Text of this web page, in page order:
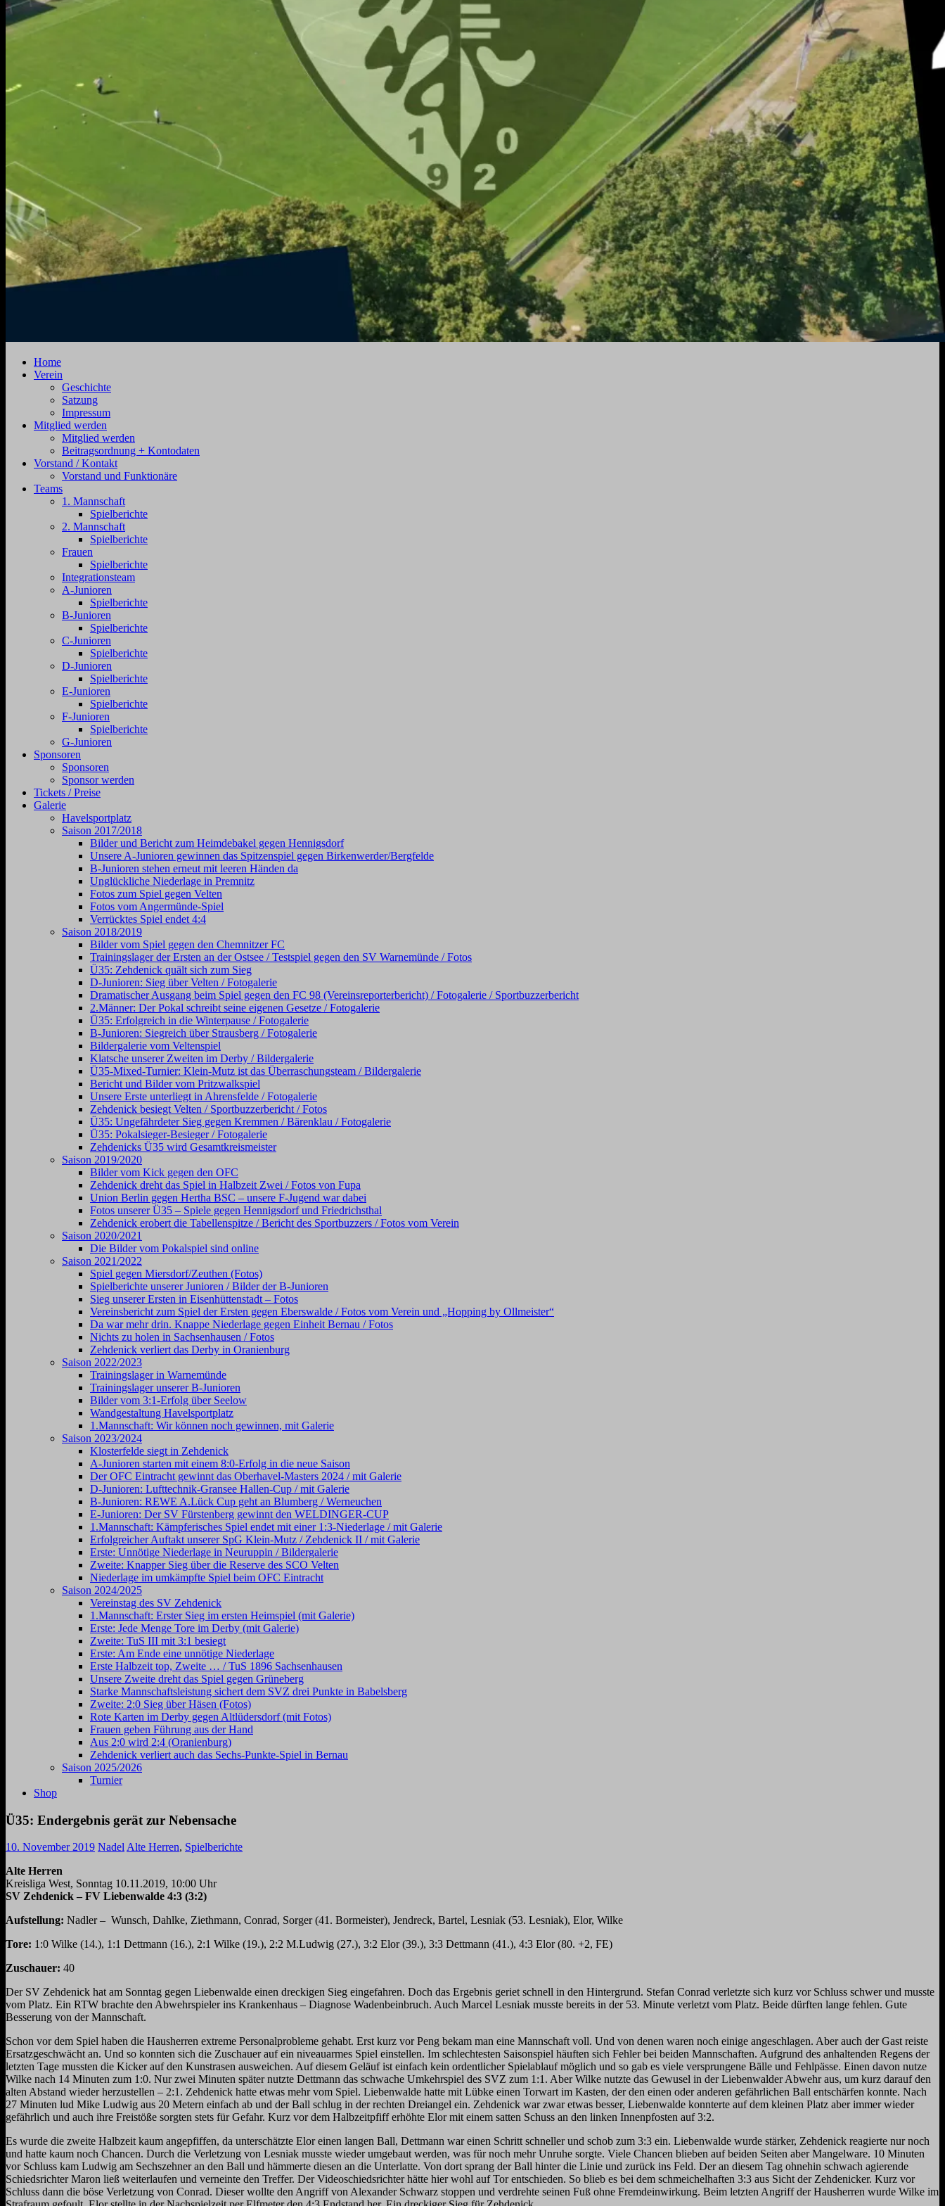
Zehdenick
Jahnstraße
Zehdenick
Home
Verein
Geschichte
Satzung
Impressum
Mitglied werden
Mitglied werden
Beitragsordnung + Kontodaten
Vorstand / Kontakt
Vorstand und Funktionäre
Teams
1. Mannschaft
Spielberichte
2. Mannschaft
Spielberichte
Frauen
Spielberichte
Integrationsteam
A-Junioren
Spielberichte
B-Junioren
Spielberichte
C-Junioren
Spielberichte
D-Junioren
Spielberichte
E-Junioren
Spielberichte
F-Junioren
Spielberichte
G-Junioren
Sponsoren
Sponsoren
Sponsor werden
Tickets / Preise
Galerie
Havelsportplatz
Saison 2017/2018
Bilder und Bericht zum Heimdebakel gegen Hennigsdorf
Unsere A-Junioren gewinnen das Spitzenspiel gegen Birkenwerder/Bergfelde
B-Junioren stehen erneut mit leeren Händen da
Unglückliche Niederlage in Premnitz
Fotos zum Spiel gegen Velten
Fotos vom Angermünde-Spiel
Verrücktes Spiel endet 4:4
Saison 2018/2019
Bilder vom Spiel gegen den Chemnitzer FC
Trainingslager der Ersten an der Ostsee / Testspiel gegen den SV Warnemünde / Fotos
Ü35: Zehdenick quält sich zum Sieg
D-Junioren: Sieg über Velten / Fotogalerie
Dramatischer Ausgang beim Spiel gegen den FC 98 (Vereinsreporterbericht) / Fotogalerie / Sportbuzzerbericht
2.Männer: Der Pokal schreibt seine eigenen Gesetze / Fotogalerie
Ü35: Erfolgreich in die Winterpause / Fotogalerie
B-Junioren: Siegreich über Strausberg / Fotogalerie
Bildergalerie vom Veltenspiel
Klatsche unserer Zweiten im Derby / Bildergalerie
Ü35-Mixed-Turnier: Klein-Mutz ist das Überraschungsteam / Bildergalerie
Bericht und Bilder vom Pritzwalkspiel
Unsere Erste unterliegt in Ahrensfelde / Fotogalerie
Zehdenick besiegt Velten / Sportbuzzerbericht / Fotos
Ü35: Ungefährdeter Sieg gegen Kremmen / Bärenklau / Fotogalerie
Ü35: Pokalsieger-Besieger / Fotogalerie
Zehdenicks Ü35 wird Gesamtkreismeister
Saison 2019/2020
Bilder vom Kick gegen den OFC
Zehdenick dreht das Spiel in Halbzeit Zwei / Fotos von Fupa
Union Berlin gegen Hertha BSC – unsere F-Jugend war dabei
Fotos unserer Ü35 – Spiele gegen Hennigsdorf und Friedrichsthal
Zehdenick erobert die Tabellenspitze / Bericht des Sportbuzzers / Fotos vom Verein
Saison 2020/2021
Die Bilder vom Pokalspiel sind online
Saison 2021/2022
Spiel gegen Miersdorf/Zeuthen (Fotos)
Spielberichte unserer Junioren / Bilder der B-Junioren
Sieg unserer Ersten in Eisenhüttenstadt – Fotos
Vereinsbericht zum Spiel der Ersten gegen Eberswalde / Fotos vom Verein und „Hopping by Ollmeister“
Da war mehr drin. Knappe Niederlage gegen Einheit Bernau / Fotos
Nichts zu holen in Sachsenhausen / Fotos
Zehdenick verliert das Derby in Oranienburg
Saison 2022/2023
Trainingslager in Warnemünde
Trainingslager unserer B-Junioren
Bilder vom 3:1-Erfolg über Seelow
Wandgestaltung Havelsportplatz
1.Mannschaft: Wir können noch gewinnen, mit Galerie
Saison 2023/2024
Klosterfelde siegt in Zehdenick
A-Junioren starten mit einem 8:0-Erfolg in die neue Saison
Der OFC Eintracht gewinnt das Oberhavel-Masters 2024 / mit Galerie
D-Junioren: Lufttechnik-Gransee Hallen-Cup / mit Galerie
B-Junioren: REWE A.Lück Cup geht an Blumberg / Werneuchen
E-Junioren: Der SV Fürstenberg gewinnt den WELDINGER-CUP
1.Mannschaft: Kämpferisches Spiel endet mit einer 1:3-Niederlage / mit Galerie
Erfolgreicher Auftakt unserer SpG Klein-Mutz / Zehdenick II / mit Galerie
Erste: Unnötige Niederlage in Neuruppin / Bildergalerie
Zweite: Knapper Sieg über die Reserve des SCO Velten
Niederlage im umkämpfte Spiel beim OFC Eintracht
Saison 2024/2025
Vereinstag des SV Zehdenick
1.Mannschaft: Erster Sieg im ersten Heimspiel (mit Galerie)
Erste: Jede Menge Tore im Derby (mit Galerie)
Zweite: TuS III mit 3:1 besiegt
Erste: Am Ende eine unnötige Niederlage
Erste Halbzeit top, Zweite … / TuS 1896 Sachsenhausen
Unsere Zweite dreht das Spiel gegen Grüneberg
Starke Mannschaftsleistung sichert dem SVZ drei Punkte in Babelsberg
Zweite: 2:0 Sieg über Häsen (Fotos)
Rote Karten im Derby gegen Altlüdersdorf (mit Fotos)
Frauen geben Führung aus der Hand
Aus 2:0 wird 2:4 (Oranienburg)
Zehdenick verliert auch das Sechs-Punkte-Spiel in Bernau
Saison 2025/2026
Turnier
Shop
Ü35: Endergebnis gerät zur Nebensache
10. November 2019 NadelAlte Herren, Spielberichte
Alte Herren
Kreisliga West, Sonntag 10.11.2019, 10:00 Uhr
SV Zehdenick – FV Liebenwalde 4:3 (3:2)
Aufstellung: Nadler – Wunsch, Dahlke, Ziethmann, Conrad, Sorger (41. Bormeister), Jendreck, Bartel, Lesniak (53. Lesniak), Elor, Wilke
Tore: 1:0 Wilke (14.), 1:1 Dettmann (16.), 2:1 Wilke (19.), 2:2 M.Ludwig (27.), 3:2 Elor (39.), 3:3 Dettmann (41.), 4:3 Elor (80. +2, FE)
Zuschauer: 40
Der SV Zehdenick hat am Sonntag gegen Liebenwalde einen dreckigen Sieg eingefahren. Doch das Ergebnis geriet schnell in den Hintergrund. Stefan Conrad verletzte sich kurz vor Schluss schwer und musste
vom Platz. Ein RTW brachte den Abwehrspieler ins Krankenhaus – Diagnose Wadenbeinbruch. Auch Marcel Lesniak musste bereits in der 53. Minute verletzt vom Platz. Beide dürften lange fehlen. Gute
Besserung von der Mannschaft.
Schon vor dem Spiel haben die Hausherren extreme Personalprobleme gehabt. Erst kurz vor Peng bekam man eine Mannschaft voll. Und von denen waren noch einige angeschlagen. Aber auch der Gast reiste
Ersatzgeschwächt an. Und so konnten sich die Zuschauer auf ein niveauarmes Spiel einstellen. Im schlechtesten Saisonspiel häuften sich Fehler bei beiden Mannschaften. Aufgrund des anhaltenden Regens der
letzten Tage mussten die Kicker auf den Kunstrasen ausweichen. Auf diesem Geläuf ist einfach kein ordentlicher Spielablauf möglich und so gab es viele versprungene Bälle und Fehlpässe. Einen davon nutze
Wilke nach 14 Minuten zum 1:0. Nur zwei Minuten später nutzte Dettmann das schwache Umkehrspiel des SVZ zum 1:1. Aber Wilke nutzte das Gewusel in der Liebenwalder Abwehr aus, um kurz darauf den
alten Abstand wieder herzustellen – 2:1. Zehdenick hatte etwas mehr vom Spiel. Liebenwalde hatte mit Lübke einen Torwart im Kasten, der den einen oder anderen gefährlichen Ball entschärfen konnte. Nach
27 Minuten lud Mike Ludwig aus 20 Metern einfach ab und der Ball schlug in der rechten Dreiangel ein. Zehdenick war zwar etwas besser, Liebenwalde konnterte auf dem kleinen Platz aber immer wieder
gefährlich und auch ihre Freistöße sorgten stets für Gefahr. Kurz vor dem Halbzeitpfiff erhöhte Elor mit einem satten Schuss an den linken Innenpfosten auf 3:2.
Es wurde die zweite Halbzeit kaum angepfiffen, da unterschätzte Elor einen langen Ball, Dettmann war einen Schritt schneller und schob zum 3:3 ein. Liebenwalde wurde stärker, Zehdenick reagierte nur noch
und hatte kaum noch Chancen. Durch die Verletzung von Lesniak musste wieder umgebaut werden, was für noch mehr Unruhe sorgte. Viele Chancen blieben auf beiden Seiten aber Mangelware. 10 Minuten
vor Schluss kam Ludwig am Sechszehner an den Ball und hämmerte diesen an die Unterlatte. Von dort sprang der Ball hinter die Linie und zurück ins Feld. Der an diesem Tag ohnehin schwach agierende
Schiedsrichter Maron ließ weiterlaufen und verneinte den Treffer. Der Videoschiedsrichter hätte hier wohl auf Tor entschieden. So blieb es bei dem schmeichelhaften 3:3 aus Sicht der Zehdenicker. Kurz vor
Schluss dann die böse Verletzung von Conrad. Dieser wollte den Angriff von Alexander Schwarz stoppen und verdrehte seinen Fuß ohne Fremdeinwirkung. Beim letzten Angriff der Hausherren wurde Wilke im